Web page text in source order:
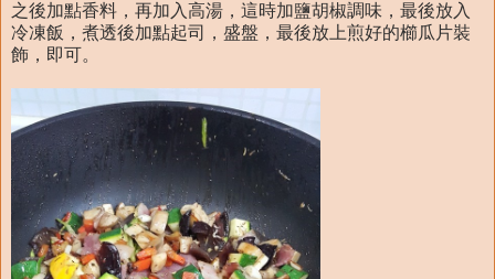
之後加點香料，再加入高湯，這時加鹽胡椒調味，最後放入
冷凍飯，煮透後加點起司，盛盤，最後放上煎好的櫛瓜片裝
飾，即可。